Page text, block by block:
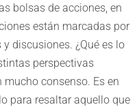
bolsas de acciones, en
están marcadas por
discusiones. ¿Qué es lo
perspectivas
consenso. Es en
para resaltar aquello que